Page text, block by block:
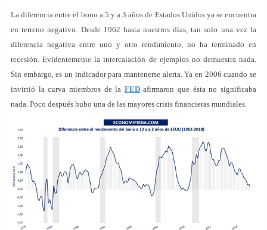
La diferencia entre el bono a 5 y a 3 años de Estados Unidos ya se encuentra
en terreno negativo. Desde 1962 hasta nuestros días, tan solo una vez la
diferencia negativa entre uno y otro rendimiento, no ha terminado en
recesión. Evidentemente la intercalación de ejemplos no demuestra nada.
Sin embargo, es un indicador para mantenerse alerta. Ya en 2006 cuando se
invirtió la curva miembros de la FEDafirmaron que ésta no significaba
nada. Poco después hubo una de las mayores crisis financieras mundiales.